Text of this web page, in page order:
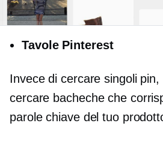
Tavole Pinterest
Invece di cercare singoli
cercare bacheche che
parole chiave del tuo